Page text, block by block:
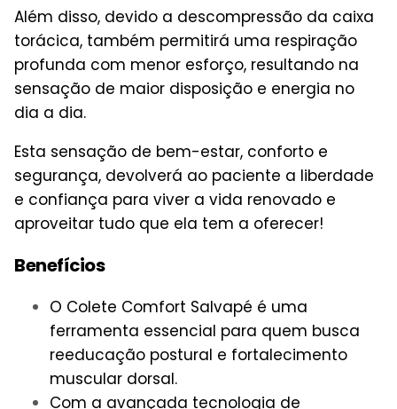
Além disso, devido a descompressão da caixa
torácica, também permitirá uma respiração
profunda com menor esforço, resultando na
sensação de maior disposição e energia no
dia a dia.
Esta sensação de bem-estar, conforto e
segurança, devolverá ao paciente a liberdade
e confiança para viver a vida renovado e
aproveitar tudo que ela tem a oferecer!
Benefícios
O Colete Comfort Salvapé é uma
ferramenta essencial para quem busca
reeducação postural e fortalecimento
muscular dorsal.
Com a avançada tecnologia de